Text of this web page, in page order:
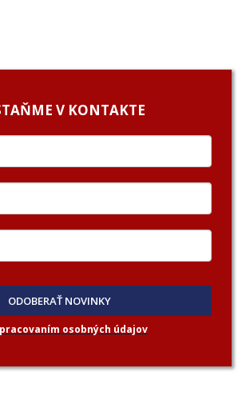
V KONTAKTE
ODOBERAŤ NOVINKY
osobných údajov